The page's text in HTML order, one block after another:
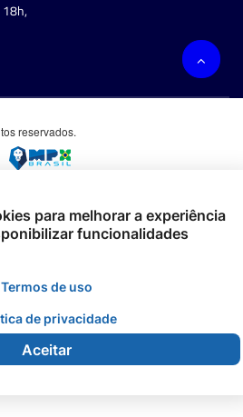
18h,
reservados.
para melhorar a experiência
funcionalidades
Termos de uso
de privacidade
Aceitar